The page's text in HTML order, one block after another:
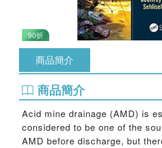
90折
商品簡介
商品簡介
Acid mine drainage (AMD) is
considered to be one of the
AMD before discharge, but